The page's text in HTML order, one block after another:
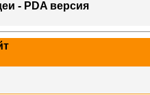
- PDA версия